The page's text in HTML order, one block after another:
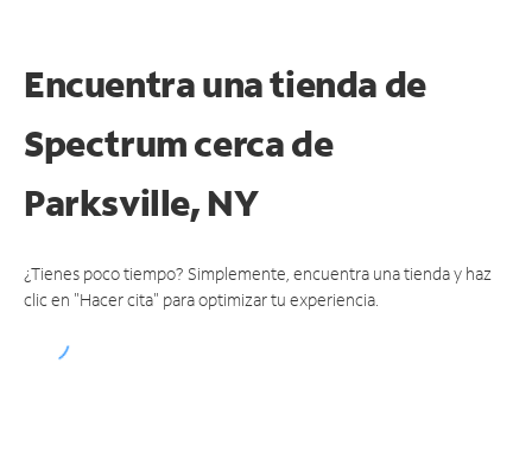
Encuentra una tienda de
Spectrumcerca de
Parksville, NY
¿Tienes poco tiempo? Simplemente, encuentra una tienda y haz
clic en "Hacer cita" para optimizar tu experiencia.